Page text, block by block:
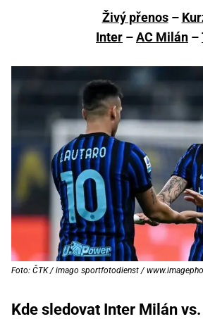
Živý přenos–
Inter –AC Milán –
Foto: ČTK / imago sportfotodienst /
Kde sledovat Inter Milán